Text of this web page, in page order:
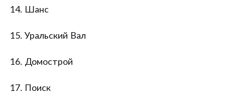
14. Шанс
15. Уральский Вал
16. Домострой
17. Поиск